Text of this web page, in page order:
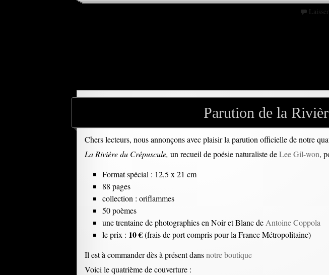
Parution de la
Chers lecteurs, nous annonçons avec plaisir la parution officielle de notre
La Rivière du Crépuscule, un recueil de poésie naturaliste deLee Gil-won,
Format spécial : 12,5 x 21 cm
88 pages
collection : oriflammes
50 poèmes
une trentaine de photographies en Noir et Blanc de Antoine Coppola
le prix : 10 €(frais de port compris pour la France Métropolitaine)
Il est à commander dès à présent dansnotre boutique
Voici le quatrième de couverture :